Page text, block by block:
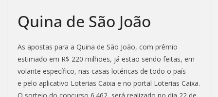
Quina de São João
As apostas para a Quina de São João, com prêmio
estimado em R$ 220 milhões, já estão sendo feitas, em
volante específico, nas casas lotéricas de todo o país
e pelo aplicativo Loterias Caixa e no portal Loterias Caixa.